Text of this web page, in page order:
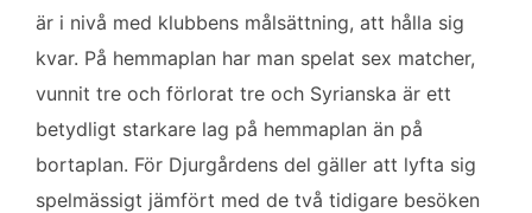
är i nivå med klubbens målsättning, att hålla sig
kvar. På hemmaplan har man spelat sex matcher,
vunnit tre och förlorat tre och Syrianska är ett
betydligt starkare lag på hemmaplan än på
bortaplan. För Djurgårdens del gäller att lyfta sig
spelmässigt jämfört med de två tidigare besöken